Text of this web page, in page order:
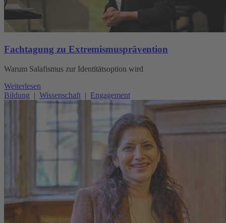
Fachtagung zu Extremismusprävention
Warum Salafismus zur Identitätsoption wird
Weiterlesen
Bildung | Wissenschaft | Engagement